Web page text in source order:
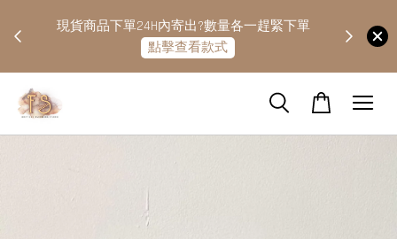
現貨商品下單24H內寄出?數量各一趕緊下單
點擊查看款式